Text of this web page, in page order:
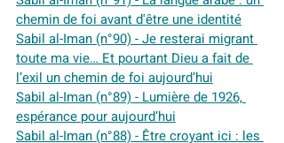
chemin de foi avant d'être une identité
Sabil al-Iman (n°90) - Je resterai migrant
toute ma vie… Et pourtant Dieu a fait de
l’exil un chemin de foi aujourd’hui
Sabil al-Iman (n°89) - Lumière de 1926,
espérance pour aujourd’hui
Sabil al-Iman (n°88) - Être croyant ici : les